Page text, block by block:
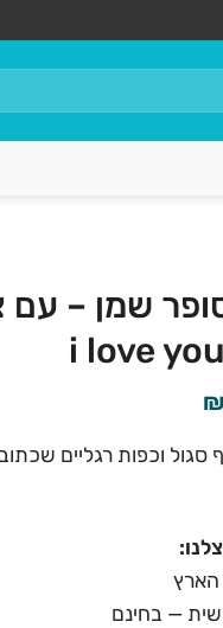
2 מטר סופר שמן
המחיר
הנוכחי
הוא:
הארץ
— בחינם